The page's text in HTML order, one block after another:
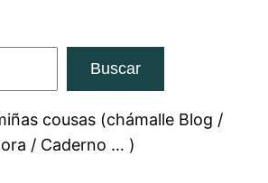
Buscar
cousas (chámalle Blog /
/ Caderno … )